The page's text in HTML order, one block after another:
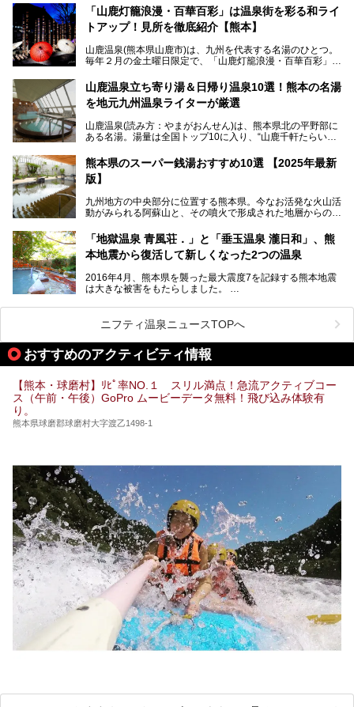
す。
中でも「耕きち(こうきち)の湯」は露天風呂を持たないもの
り一度廃業しましたが、2024年10月に営業再開。数多くの
温泉ファンに注目される名湯です。
今回は再開した耕きちの湯を訪問し、全浴室(男女別大浴
「山鹿灯籠浪漫・百華百彩」は温泉街を彩る和ライ
トアップ！見所を徹底紹介【熊本】
山鹿温泉(熊本県山鹿市)は、九州を代表する名湯のひとつ。
毎年２月の金土曜日限定で、「山鹿灯籠浪漫・百華百彩」
ます。和傘や竹、ろうそくなどを用いて、和情緒たっぷりの
ライトアップが無料で楽しめます。
日、の合計8日間開催。今回は地元九州在住の筆者が、その
見所を徹底紹介。併せて、その他イベントや立ち寄り湯も併
山鹿温泉立ち寄り湯＆日帰り温泉10選！熊本の名湯
を地元九州温泉ライターが厳選
山鹿温泉(読み方：やまがおんせん)は、熊本県北の平野部に
ある名湯。湯量は全国トップ10に入り、“山鹿千軒たらいな
泉質であり、お湯の良さにも定評があります。
今回は地元九州の温泉ライターの私が実際に入浴した中か
設・家族風呂の3パターンに分類し、合計10施設を厳選して
ご紹介。ぜひ、湯めぐりの参考にして下さいね！
熊本県のスーパー銭湯おすすめ10選 【2025年最新
版】
九州地方の中央部分に位置する熊本県。今なお活発な火山活
動がみられる阿蘇山と、その噴火で形成された地層からの湧
す。
そんな熊本県は、県内の至るところから温泉が湧いている温
泉県でもあります。山鹿温泉、玉名温泉、黒川温泉、人吉温
出すスーパー銭湯が豊富です。なかでも注目のスーパー銭湯
をピックアップしました。
「地獄温泉 青風荘．」と「垂玉温泉 瀧日和」、熊
本地震から復活して新しくなった2つの温泉
2016年4月、熊本県を襲った最大震度7を記録する熊本地震
は大きな被害をもたらしました。
阿蘇山麓の南阿蘇村の「地獄温泉 清風荘」、そして「清風
荘」から400mほど離れた「垂玉（たるたま）温泉 山口旅
館」の2軒は、この地震による土砂崩れなどのために、一時
期は孤立状態に。もしかしたらこの時のニュースで、「地獄
温泉」と「垂玉温泉」の名前を知った人もいるかもしれませ
ん。
この2軒は今どうなっているのでしょうか。実は現在は「地
獄温泉 青風荘．」「垂玉温泉 瀧日和」として営業を再開し
します。
ニフティ温泉ニュースTOPへ
おすすめのアクティビティ情報
【熊本・球磨村】ﾘﾋﾟ率NO.１ スリル満点！急流アクティブコー
ス（午前・午後）GoPro ムービーデータ無料！飛び込み体験有
り。
熊本県球磨郡球磨村大字渡乙1498-1